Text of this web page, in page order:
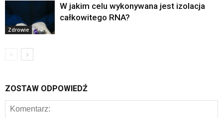
Zdrowie
W jakim celu wykonywana jest izolacja
całkowitego RNA?
ZOSTAW ODPOWIEDŹ